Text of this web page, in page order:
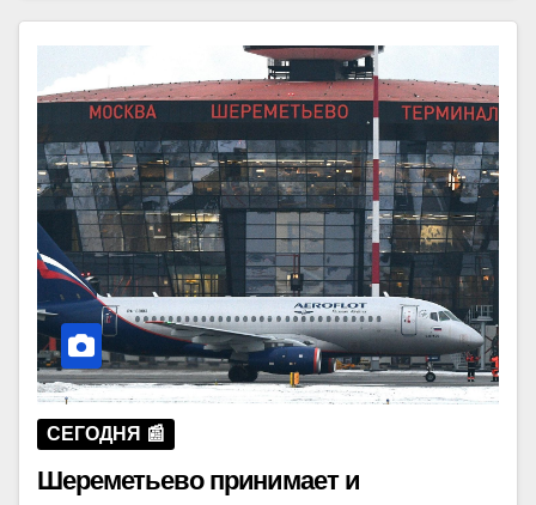
СЕГОДНЯ 📰
Шереметьево принимает и